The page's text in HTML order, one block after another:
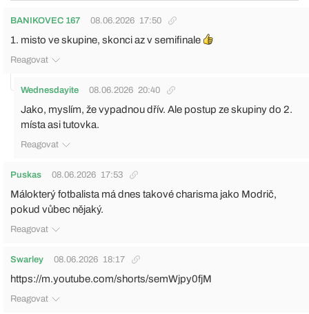
BANIKOVEC 167 08.06.2026 17:50
1. misto ve skupine, skonci az v semifinale
Reagovat
Wednesdayite 08.06.2026 20:40
Jako, myslím, že vypadnou dřív. Ale postup ze skupiny do 2.
místa asi tutovka.
Reagovat
Puskas 08.06.2026 17:53
Málokterý fotbalista má dnes takové charisma jako Modrič,
pokud vůbec nějaký.
Reagovat
Swarley 08.06.2026 18:17
https://m.youtube.com/shorts/semWjpy0fjM
Reagovat